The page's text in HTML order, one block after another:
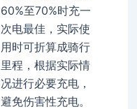
60%至70%时充一
次电最佳，实际使
用时可折算成骑行
里程，根据实际情
况进行必要充电，
避免伤害性充电。